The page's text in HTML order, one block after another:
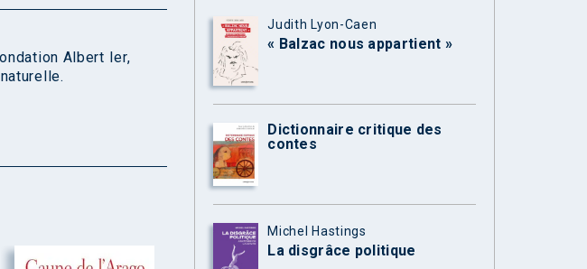
Albert Ier,
Judith Lyon-Caen
« Balzac nous appartient »
Dictionnaire critique des
contes
Michel Hastings
La disgrâce politique